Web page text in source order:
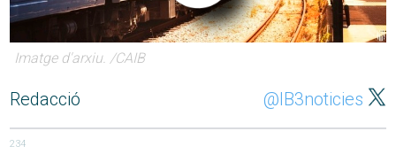
Imatge d'arxiu. /CAIB
Redacció @IB3noticies
234